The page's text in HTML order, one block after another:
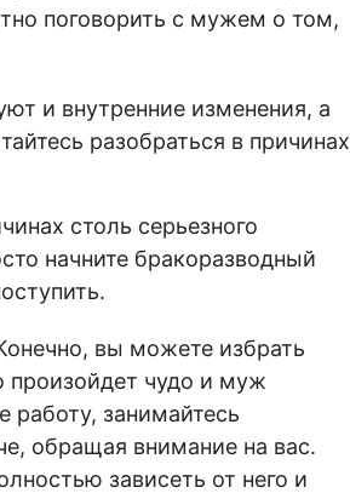
поговорить с мужем о том,
и внутренние изменения, а
разобраться в причинах
столь серьезного
начните бракоразводный
вы можете избрать
произойдет чудо и муж
работу, занимайтесь
обращая внимание на вас.
зависеть от него и